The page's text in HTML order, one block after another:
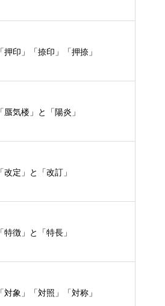
「押印」「捺印」「押捺」
「蜃気楼」と「陽炎」
「改定」と「改訂」
「特徴」と「特長」
「対象」「対照」「対称」